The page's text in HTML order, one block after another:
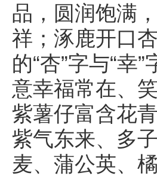
品，圆润饱满
祥；涿鹿开口
的“杏”字与“幸
意幸福常在、
紫薯仔富含花
紫气东来、多
麦、蒲公英、